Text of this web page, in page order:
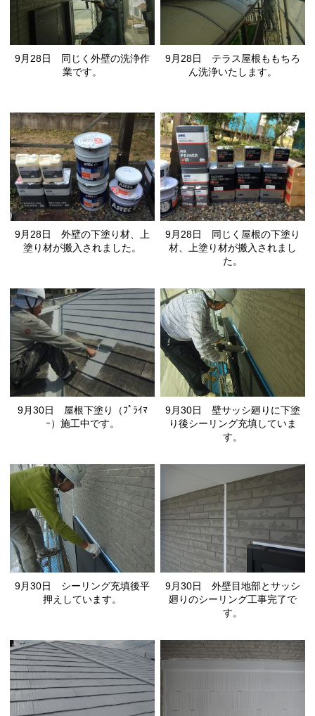
9月28日 同じく外壁の洗浄作
業です。
9月28日 テラス屋根ももちろ
ん洗浄いたします。
9月28日 外壁の下塗り材、上
塗り材が搬入されました。
9月28日 同じく屋根の下塗り
材、上塗り材が搬入されまし
た。
9月30日 屋根下塗り（ﾌﾟﾗｲﾏ
ｰ）施工中です。
9月30日 壁サッシ廻りに下塗
り後シーリング充填していま
す。
9月30日 シーリング充填後平
押えしています。
9月30日 外壁目地部とサッシ
廻りのシーリング工事完了で
す。